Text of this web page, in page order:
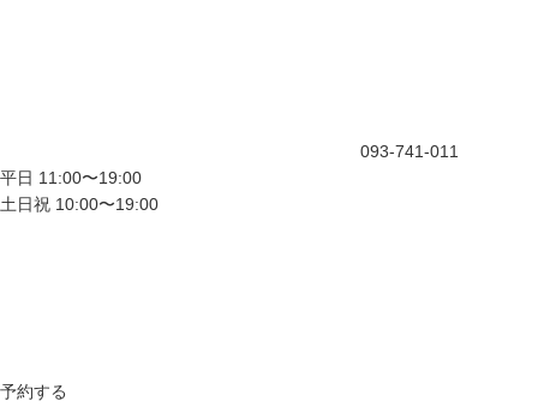
093-741-011
平日 11:00〜19:00
土日祝 10:00〜19:00
予約する